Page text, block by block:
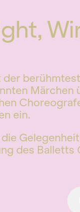
ein.
des Balletts